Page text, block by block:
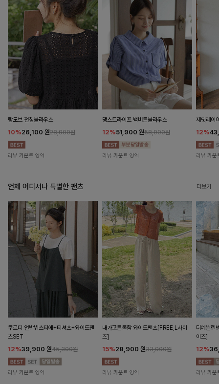
랑도브 펀칭블라우스
10%26,100 원28,900원
리뷰 카운트 영역
댕스트라이프 백버튼블라우스
12%51,900 원58,900원
리뷰 카운트 영역
제딧레이
12%
리뷰 카운
언제 어디서나 특별한 팬츠 더보기
쿠르디 언발뷔스티에+티셔츠+와이드팬
츠SET
12%39,900 원45,300원
리뷰 카운트 영역
내가고른쿨함 와이드팬츠[FREE,L사이
즈]
15%28,900 원33,900원
리뷰 카운트 영역
더예쁜린
이즈]
12%
리뷰 카운